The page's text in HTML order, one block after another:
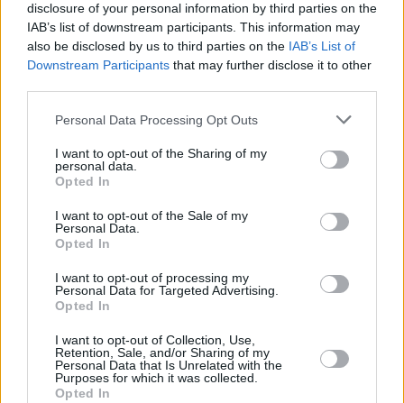
disclosure of your personal information by third parties on the
IAB’s list of downstream participants. This information may
also be disclosed by us to third parties on the IAB’s List of
Downstream Participants that may further disclose it to other
Personal Data Processing Opt Outs
I want to opt-out of the Sharing of my
personal data.
Opted In
I want to opt-out of the Sale of my
Personal Data.
Opted In
I want to opt-out of processing my
Personal Data for Targeted Advertising.
Opted In
I want to opt-out of Collection, Use,
Retention, Sale, and/or Sharing of my
Personal Data that Is Unrelated with the
Purposes for which it was collected.
Opted In